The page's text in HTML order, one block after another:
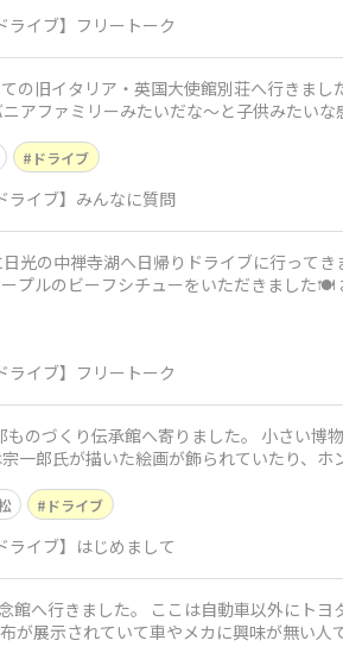
ライブ】フリートーク
の旧イタリア・英国大使館別荘へ行きま
アファミリーみたいだな〜と子供みたい
ドライブ
ライブ】みんなに質問
光の中禅寺湖へ日帰りドライブに行って
プルのビーフシチューをいただきました
ライブ】フリートーク
い博物館ですが本田宗一郎氏の思想やものづくりの情熱が
一郎氏が描いた絵画が飾られていたり、
ドライブ
ライブ】はじめまして
館へ行きました。 ここは自動車以外にト
が展示されていて車やメカに興味が無い人